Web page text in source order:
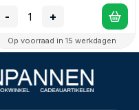
-
+
Op voorraad in 15 werkdagen